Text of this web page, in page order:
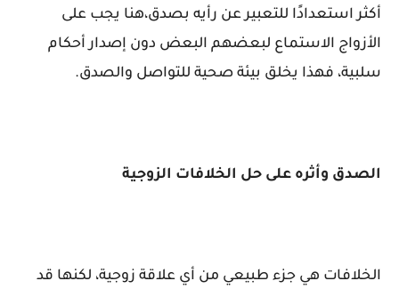
أكثر استعدادًا للتعبير عن رأيه بصدق،هنا يجب على
الأزواج الاستماع لبعضهم البعض دون إصدار أحكام
سلبية، فهذا يخلق بيئة صحية للتواصل والصدق.
الصدق وأثره على حل الخلافات الزوجية
الخلافات هي جزء طبيعي من أي علاقة زوجية، لكنها قد